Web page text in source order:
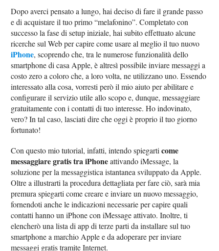
Dopo averci pensato a lungo, hai deciso di fare il grande passo
e di acquistare il tuo primo “melafonino”. Completato con
successo la fase di setup iniziale, hai subito effettuato alcune
ricerche sul Web per capire come usare al meglio il tuo nuovo
iPhone, scoprendo che, tra le numerose funzionalità dello
smartphone di casa Apple, è altresì possibile inviare messaggi a
costo zero a coloro che, a loro volta, ne utilizzano uno. Essendo
interessato alla cosa, vorresti però il mio aiuto per abilitare e
configurare il servizio utile allo scopo e, dunque, messaggiare
gratuitamente con i contatti di tuo interesse. Ho indovinato,
vero? In tal caso, lasciati dire che oggi è proprio il tuo giorno
fortunato!
Con questo mio tutorial, infatti, intendo spiegarticome
messaggiare gratis tra iPhoneattivando iMessage, la
soluzione per la messaggistica istantanea sviluppato da Apple.
Oltre a illustrarti la procedura dettagliata per fare ciò, sarà mia
premura spiegarti come creare e inviare un nuovo messaggio,
fornendoti anche le indicazioni necessarie per capire quali
contatti hanno un iPhone con iMessage attivato. Inoltre, ti
elencherò una lista di app di terze parti da installare sul tuo
smartphone a marchio Apple e da adoperare per inviare
messaggi gratis tramite Internet.